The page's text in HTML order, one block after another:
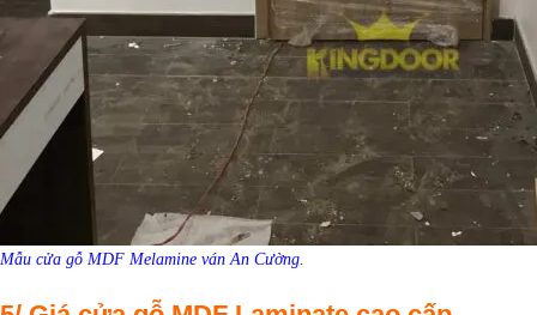
Mẫu cửa gỗ MDF Melamine ván An Cường.